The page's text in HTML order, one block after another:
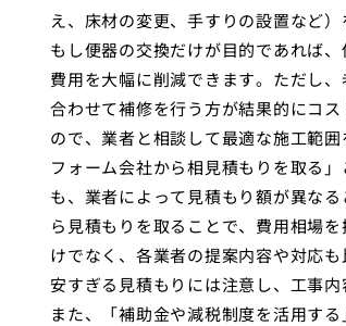
え、床材の変更、手すりの設置など
もし便器の交換だけが目的であれば
費用を大幅に削減できます。ただし
合わせて補修を行う方が結果的にコ
ので、業者と相談して最適な施工範
フォーム会社から相見積もりを取る
も、業者によって見積もり額が異な
ら見積もりを取ることで、費用相場
けでなく、各業者の提案内容や対応
安すぎる見積もりには注意し、工事
また、「補助金や減税制度を活用す